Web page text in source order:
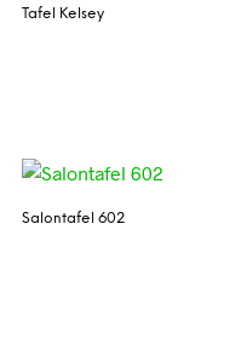
Tafel Kelsey
Salontafel 602